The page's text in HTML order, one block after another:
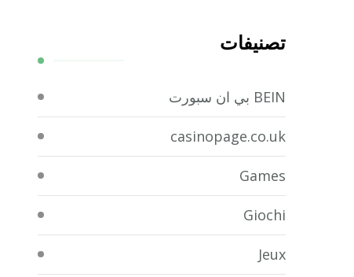
تصنيفات
BEIN بي ان سبورت
casinopage.co.uk
Games
Giochi
Jeux